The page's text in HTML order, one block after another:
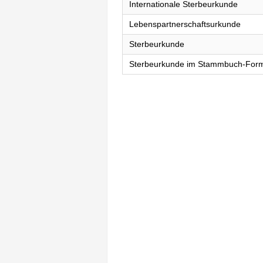
Internationale Sterbeurkunde
Lebenspartnerschaftsurkunde
Sterbeurkunde
Sterbeurkunde im Stammbuch-